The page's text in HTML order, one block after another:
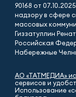
90168 от
надзору в сфере
массовых
Гиззатуллин
Российская
Набережные
АО «ТАТМЕДИА»
сервисов и
Использование